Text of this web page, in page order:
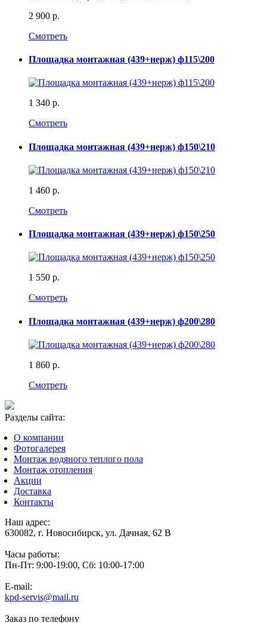
2 900 р.
Смотреть
Площадка монтажная (439+нерж) ф115\200
1 340 р.
Смотреть
Площадка монтажная (439+нерж) ф150\210
1 460 р.
Смотреть
Площадка монтажная (439+нерж) ф150\250
1 550 р.
Смотреть
Площадка монтажная (439+нерж) ф200\280
1 860 р.
Смотреть
Разделы сайта:
О компании
Фотогалерея
Монтаж водяного теплого пола
Монтаж отопления
Акции
Доставка
Контакты
Наш адрес:
630082, г. Новосибирск, ул. Дачная, 62 В
Часы работы:
Пн-Пт: 9:00-19:00, Сб: 10:00-17:00
E-mail:
kpd-servis@mail.ru
Заказ по телефону